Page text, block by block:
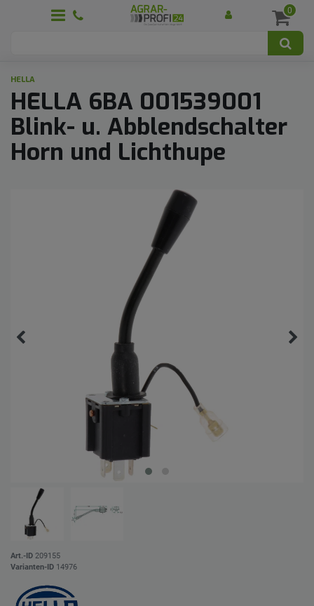
0
HELLA
HELLA 6BA 001539001
Blink- u. Abblendschalter
Horn und Lichthupe
Art.-ID 209155
Varianten-ID 14976